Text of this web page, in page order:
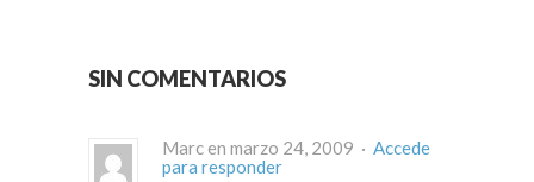
SIN COMENTARIOS
Marc en marzo 24, 2009 · Accede
para responder